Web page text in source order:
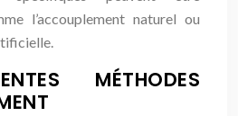
l’accouplement naturel ou
MÉTHODES